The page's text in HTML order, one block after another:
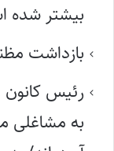
بیشتر شده
بازداشت
رئیس کانون
به مشاغلی